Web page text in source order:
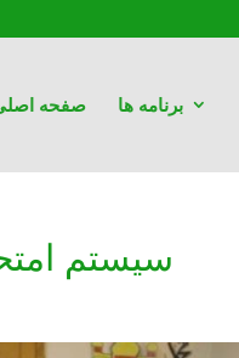
صفحه برنامه ها
سیستم